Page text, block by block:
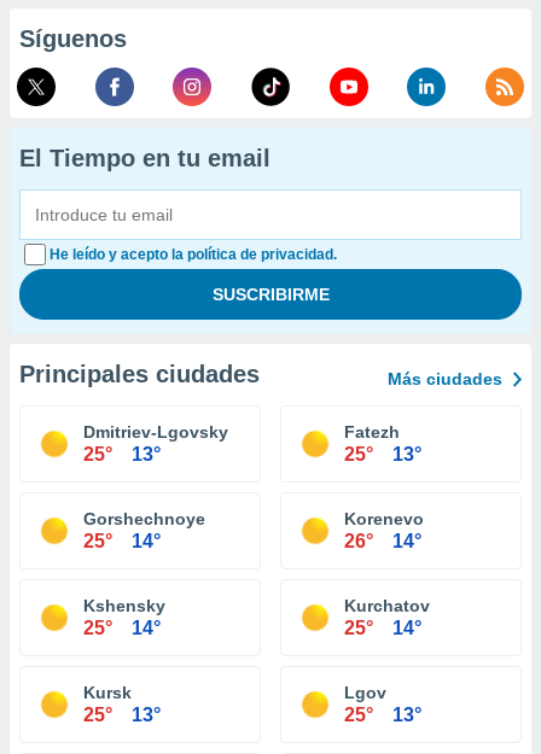
Síguenos
El Tiempo en tu email
He leído y acepto la política de privacidad.
Principales ciudades Más ciudades
Dmitriev-Lgovsky
25° 13°
Fatezh
25° 13°
Gorshechnoye
25° 14°
Korenevo
26° 14°
Kshensky
25° 14°
Kurchatov
25° 14°
Kursk
25° 13°
Lgov
25° 13°